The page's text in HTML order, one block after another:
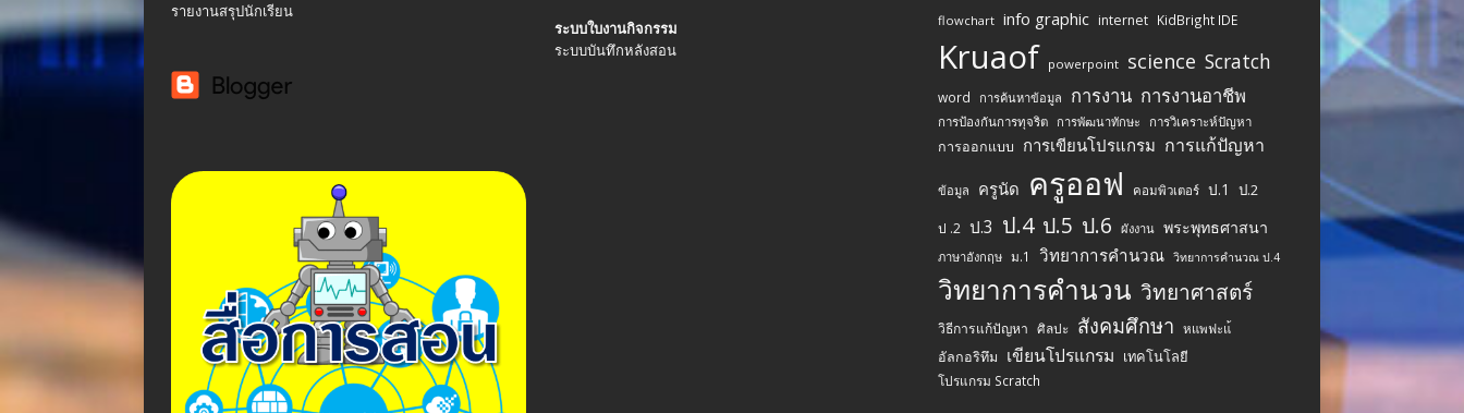
รายงานสรุปนักเรียน
ระบบใบงานกิจกรรม
ระบบบันทึกหลังสอน
flowchart info graphic internet KidBright IDE
Kruaof powerpoint science Scratch
word การค้นหาข้อมูล การงาน การงานอาชีพ
การป้องกันการทุจริต การพัฒนาทักษะ การวิเคราะห์ปัญหา
การออกแบบ การเขียนโปรแกรม การแก้ปัญหา
ข้อมูล ครูนัด ครูออฟ คอมพิวเตอร์ ป.1 ป.2
ป .2 ป.3 ป.4 ป.5 ป.6 ผังงาน พระพุทธศาสนา
ภาษาอังกฤษ ม.1 วิทยาการคำนวณ วิทยาการคำนวณ ป.4
วิทยาการคำนวน วิทยาศาสตร์
วิธีการแก้ปัญหา ศิลปะ สังคมศึกษา หแพฟะแ้
อัลกอริทึม เขียนโปรแกรม เทคโนโลยี
โปรแกรม Scratch